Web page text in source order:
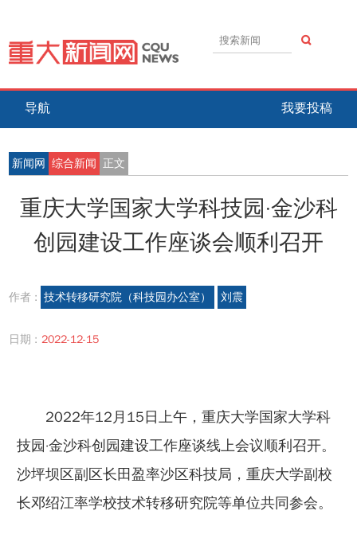
导航 我要投稿
新闻网 综合新闻 正文
重庆大学国家大学科技园·金沙科
创园建设工作座谈会顺利召开
作者 : 技术转移研究院（科技园办公室） 刘震
日期 : 2022-12-15
2022年12月15日上午，重庆大学国家大学科
技园·金沙科创园建设工作座谈线上会议顺利召开。
沙坪坝区副区长田盈率沙区科技局，重庆大学副校
长邓绍江率学校技术转移研究院等单位共同参会。